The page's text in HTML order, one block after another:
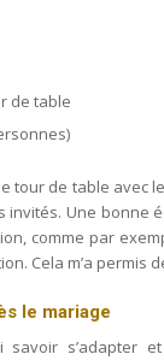
de table
tour de table
Une bonne
comme par
Cela m’a permis
le mariage
savoir